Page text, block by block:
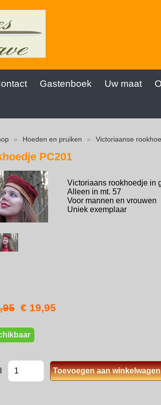
Gastenboek Uw maat
» Hoeden en pruiken » Victoriaanse
PC201
Victoriaans rookhoedje in
Alleen in mt. 57
Voor mannen en vrouwen
Uniek exemplaar
€ 19,95